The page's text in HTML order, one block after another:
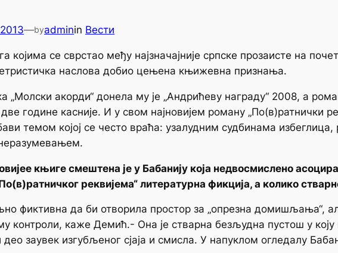
—byadminin Вести
којима се сврстао међу најзначајније српске прозаисте на
наслова добио цењена књижевна признања.
„Молски акорди“ донела му је „Андрићеву награду“ 2008, а
године касније. И у свом најновијем роману „По(в)ратнички
темом којој се често враћа: узалудним судбинама
књиге смештена је у Бабанију која недвосмислено
реквијема“ литературна фикција, а колико
фиктивна да би отворила простор за „опрезна домишљања“,
каже Демић.- Она је стварна безљудна пустош у
део заувек изгубљеног сјаја и смисла. У напуклом огледалу